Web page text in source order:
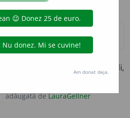
) a odrăsli,
adăugată deLauraGellner
Am donat deja.